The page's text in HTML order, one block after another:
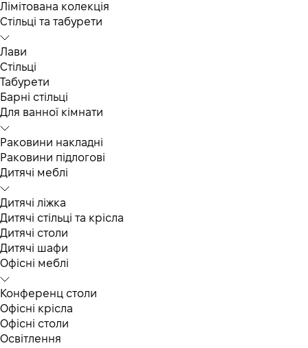
Лімітована колекція
Стільці та табурети
Лави
Стільці
Табурети
Барні стільці
Для ванної кімнати
Раковини накладні
Раковини підлогові
Дитячі меблі
Дитячі ліжка
Дитячі стільці та крісла
Дитячі столи
Дитячі шафи
Офісні меблі
Конференц столи
Офісні крісла
Офісні столи
Освітлення